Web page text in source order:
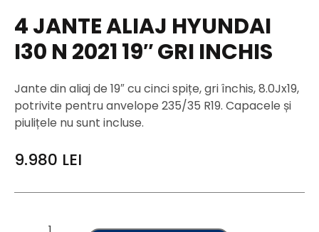
4 JANTE ALIAJ HYUNDAI
I30 N 2021 19″ GRI INCHIS
Jante din aliaj de 19″ cu cinci spițe, gri închis, 8.0Jx19,
potrivite pentru anvelope 235/35 R19. Capacele și
piulițele nu sunt incluse.
9.980 LEI